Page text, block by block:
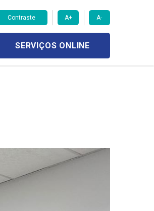
Contraste A+ A-
SERVIÇOS ONLINE